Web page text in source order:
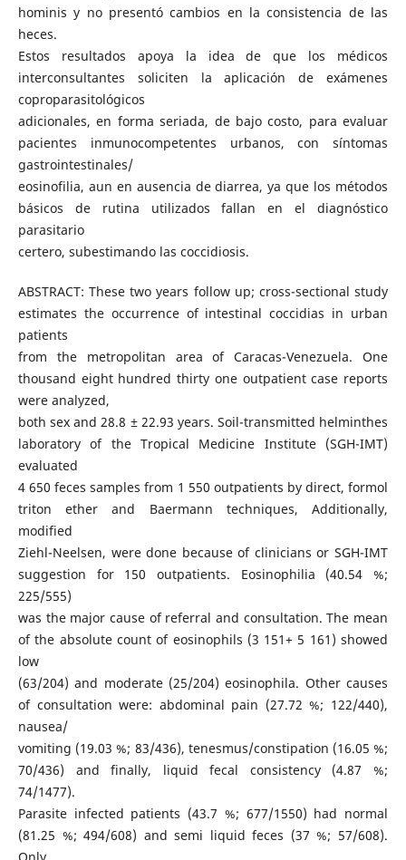
hominis y no presentó cambios en la consistencia de las
heces.
Estos resultados apoya la idea de que los médicos
interconsultantes soliciten la aplicación de exámenes
coproparasitológicos
adicionales, en forma seriada, de bajo costo, para evaluar
pacientes inmunocompetentes urbanos, con síntomas
gastrointestinales/
eosinofilia, aun en ausencia de diarrea, ya que los métodos
básicos de rutina utilizados fallan en el diagnóstico
parasitario
certero, subestimando las coccidiosis.
ABSTRACT: These two years follow up; cross-sectional study
estimates the occurrence of intestinal coccidias in urban
patients
from the metropolitan area of Caracas-Venezuela. One
thousand eight hundred thirty one outpatient case reports
were analyzed,
both sex and 28.8 ± 22.93 years. Soil-transmitted helminthes
laboratory of the Tropical Medicine Institute (SGH-IMT)
evaluated
4 650 feces samples from 1 550 outpatients by direct, formol
triton ether and Baermann techniques, Additionally,
modified
Ziehl-Neelsen, were done because of clinicians or SGH-IMT
suggestion for 150 outpatients. Eosinophilia (40.54 %;
225/555)
was the major cause of referral and consultation. The mean
of the absolute count of eosinophils (3 151+ 5 161) showed
low
(63/204) and moderate (25/204) eosinophila. Other causes
of consultation were: abdominal pain (27.72 %; 122/440),
nausea/
vomiting (19.03 %; 83/436), tenesmus/constipation (16.05 %;
70/436) and finally, liquid fecal consistency (4.87 %;
74/1477).
Parasite infected patients (43.7 %; 677/1550) had normal
(81.25 %; 494/608) and semi liquid feces (37 %; 57/608).